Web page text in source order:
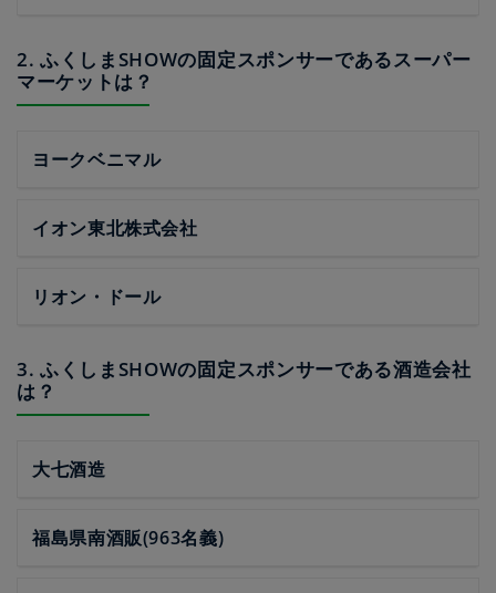
2. ふくしまSHOWの固定スポンサーであるスーパー
マーケットは？
ヨークベニマル
イオン東北株式会社
リオン・ドール
3. ふくしまSHOWの固定スポンサーである酒造会社
は？
大七酒造
福島県南酒販(963名義)